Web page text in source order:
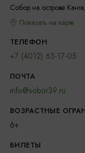
Собор на острове
Показать на карте
ТЕЛЕФОН
+7 (4012) 63-17-05
ПОЧТА
info@sobor39.ru
ВОЗРАСТНЫЕ
6+
БИЛЕТЫ